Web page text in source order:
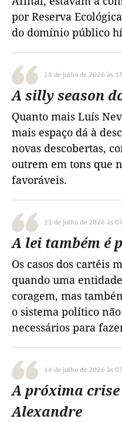
por Reserva
do domínio público
28 de julho de 2026 às
A silly season
Quanto mais Luís
mais espaço dá à
novas descobertas,
outrem em tons que
favoráveis.
21 de julho de 2026 às
A lei também é
Os casos dos cartéis
quando uma
coragem, mas
o sistema político
necessários para
14 de julho de 2026 às
A próxima
Alexandre